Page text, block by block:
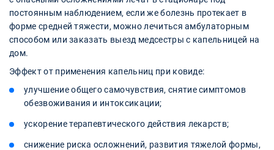
постоянным наблюдением, если же болезнь протекает в
форме средней тяжести, можно лечиться амбулаторным
способом или заказать выезд медсестры с капельницей на
дом.
Эффект от применения капельниц при ковиде:
улучшение общего самочувствия, снятие симптомов
обезвоживания и интоксикации;
ускорение терапевтического действия лекарств;
снижение риска осложнений, развития тяжелой формы,